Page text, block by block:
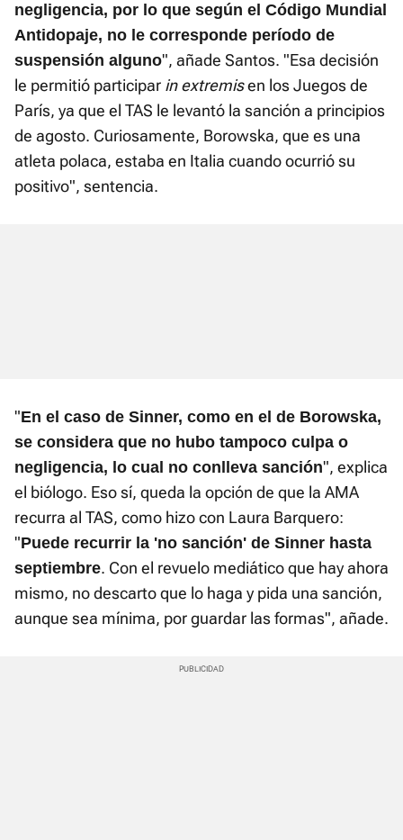
negligencia, por lo que según el Código Mundial
Antidopaje, no le corresponde período de
suspensión alguno", añade Santos. "Esa decisión
le permitió participar in extremisen los Juegos de
París, ya que el TAS le levantó la sanción a principios
de agosto. Curiosamente, Borowska, que es una
atleta polaca, estaba en Italia cuando ocurrió su
positivo", sentencia.
"En el caso de Sinner, como en el de Borowska,
se considera que no hubo tampoco culpa o
negligencia, lo cual no conlleva sanción", explica
el biólogo. Eso sí, queda la opción de que la AMA
recurra al TAS, como hizo con Laura Barquero:
"Puede recurrir la 'no sanción' de Sinner hasta
septiembre. Con el revuelo mediático que hay ahora
mismo, no descarto que lo haga y pida una sanción,
aunque sea mínima, por guardar las formas", añade.